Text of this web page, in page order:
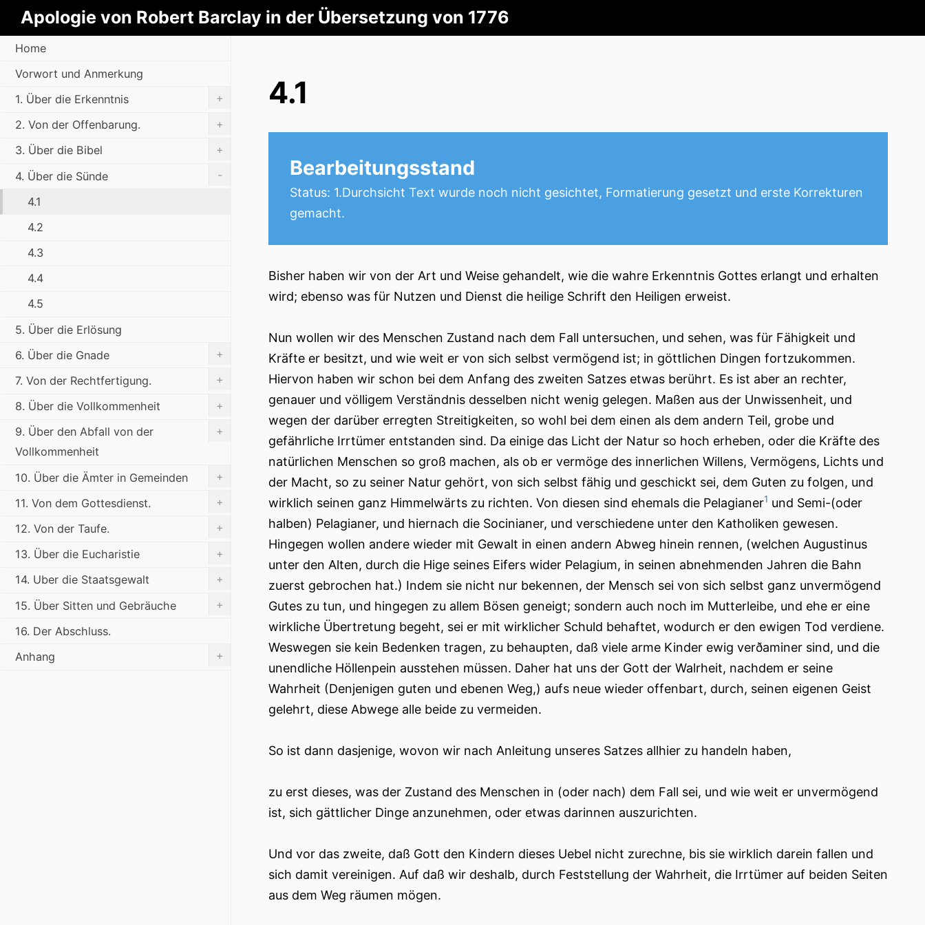
Apologie von Robert Barclay in der Übersetzung von 1776
4.1
Bearbeitungsstand
Status: 1.Durchsicht Text wurde noch nicht gesichtet, Formatierung gesetzt und erste Korrekturen
gemacht.
Bisher haben wir von der Art und Weise gehandelt, wie die wahre Erkenntnis Gottes erlangt und erhalten
wird; ebenso was für Nutzen und Dienst die heilige Schrift den Heiligen erweist.
Nun wollen wir des Menschen Zustand nach dem Fall untersuchen, und sehen, was für Fähigkeit und
Kräfte er besitzt, und wie weit er von sich selbst vermögend ist; in göttlichen Dingen fortzukommen.
Hiervon haben wir schon bei dem Anfang des zweiten Satzes etwas berührt. Es ist aber an rechter,
genauer und völligem Verständnis desselben nicht wenig gelegen. Maßen aus der Unwissenheit, und
wegen der darüber erregten Streitigkeiten, so wohl bei dem einen als dem andern Teil, grobe und
gefährliche Irrtümer entstanden sind. Da einige das Licht der Natur so hoch erheben, oder die Kräfte des
natürlichen Menschen so groß machen, als ob er vermöge des innerlichen Willens, Vermögens, Lichts und
der Macht, so zu seiner Natur gehört, von sich selbst fähig und geschickt sei, dem Guten zu folgen, und
wirklich seinen ganz Himmelwärts zu richten. Von diesen sind ehemals die Pelagianer1 und Semi-(oder
halben) Pelagianer, und hiernach die Socinianer, und verschiedene unter den Katholiken gewesen.
Hingegen wollen andere wieder mit Gewalt in einen andern Abweg hinein rennen, (welchen Augustinus
unter den Alten, durch die Hige seines Eifers wider Pelagium, in seinen abnehmenden Jahren die Bahn
zuerst gebrochen hat.) Indem sie nicht nur bekennen, der Mensch sei von sich selbst ganz unvermögend
Gutes zu tun, und hingegen zu allem Bösen geneigt; sondern auch noch im Mutterleibe, und ehe er eine
wirkliche Übertretung begeht, sei er mit wirklicher Schuld behaftet, wodurch er den ewigen Tod verdiene.
Weswegen sie kein Bedenken tragen, zu behaupten, daß viele arme Kinder ewig verðaminer sind, und die
unendliche Höllenpein ausstehen müssen. Daher hat uns der Gott der Walrheit, nachdem er seine
Wahrheit (Denjenigen guten und ebenen Weg,) aufs neue wieder offenbart, durch, seinen eigenen Geist
gelehrt, diese Abwege alle beide zu vermeiden.
So ist dann dasjenige, wovon wir nach Anleitung unseres Satzes allhier zu handeln haben,
zu erst dieses, was der Zustand des Menschen in (oder nach) dem Fall sei, und wie weit er unvermögend
ist, sich gättlicher Dinge anzunehmen, oder etwas darinnen auszurichten.
Und vor das zweite, daß Gott den Kindern dieses Uebel nicht zurechne, bis sie wirklich darein fallen und
sich damit vereinigen. Auf daß wir deshalb, durch Feststellung der Wahrheit, die Irrtümer auf beiden Seiten
aus dem Weg räumen mögen.
Home
Vorwort und Anmerkung
1. Über die Erkenntnis
+
2. Von der Offenbarung.
+
3. Über die Bibel
+
4. Über die Sünde
-
4.1
4.2
4.3
4.4
4.5
5. Über die Erlösung
6. Über die Gnade
+
7. Von der Rechtfertigung.
+
8. Über die Vollkommenheit
+
9. Über den Abfall von der
Vollkommenheit
+
10. Über die Ämter in Gemeinden
+
11. Von dem Gottesdienst.
+
12. Von der Taufe.
+
13. Über die Eucharistie
+
14. Uber die Staatsgewalt
+
15. Über Sitten und Gebräuche
+
16. Der Abschluss.
Anhang
+